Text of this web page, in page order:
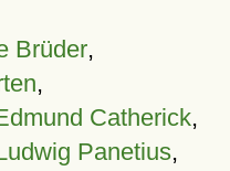
Brüder,
,
Catherick,
Panetius,